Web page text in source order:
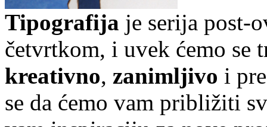
Tipografija je serija post-
četvrtkom, i uvek ćemo se
kreativno, zanimljivo i
se da ćemo vam približiti